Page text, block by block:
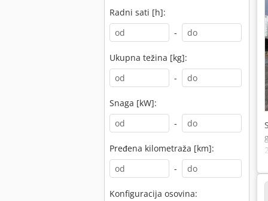
Radni sati [h]:
-
Ukupna težina [kg]:
-
Snaga [kW]:
-
Pređena kilometraža [km]:
-
Konfiguracija osovina: